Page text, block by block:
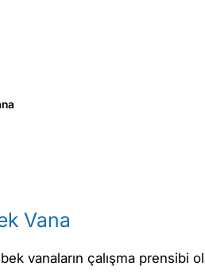
Vana
vanaların çalışma prensibi